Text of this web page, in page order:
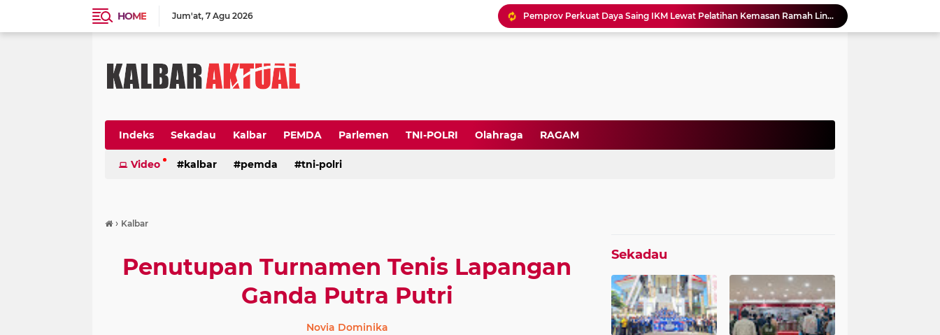
HOME Jum'at 7 Agu 2026
Pemprov Perkuat Daya Saing IKM Lewat Pelatihan Kemasan Ramah Lingkungan
Peringatan Hari Anak Nasional, Sekprov Ajak Semua Pihak Perkuat Perlindungan Anak
Prajurit Yonif TP 833/BD Sabet Juara di Kejurprov Taekwondo Kalimantan Barat 2026
Indeks Sekadau Kalbar PEMDA Parlemen TNI-POLRI Olahraga RAGAM
Video kalbar pemda tni-polri
› Kalbar
Penutupan Turnamen Tenis Lapangan
Ganda Putra Putri
Novia Dominika
Sekadau